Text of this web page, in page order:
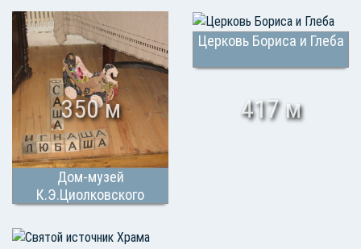
Дом-музей
К.Э.Циолковского
350 м
Церковь Бориса и Глеба
417 м